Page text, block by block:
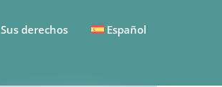
Sus derechos Español